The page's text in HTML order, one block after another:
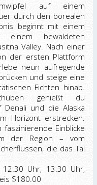
auf einem
durch den borealen
beginnt mit einem
einem bewaldeten
Valley. Nach einer
der ersten Plattform
neun aufregende
und steige eine
Fichten hinab.
genießt du
Denali und die Alaska
Horizont erstrecken.
Einblicke
der Region – vom
die das Tal
12:30 Uhr, 13:30 Uhr,
$180.00